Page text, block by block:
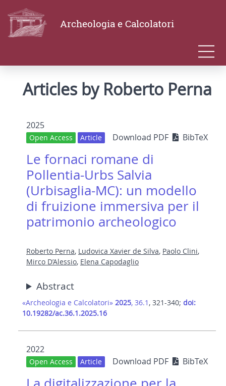
Archeologia e Calcolatori
Articles by Roberto Perna
2025
Open Access Article Download PDF BibTeX
Le fornaci romane di
Pollentia-Urbs Salvia
(Urbisaglia-MC): un modello
di fruizione immersiva per il
patrimonio archeologico
Roberto Perna, Ludovica Xavier de Silva, Paolo Clini,
Mirco D’Alessio, Elena Capodaglio
Abstract
«Archeologia e Calcolatori» 2025, 36.1 , 321-340; doi:
10.19282/ac.36.1.2025.16
2022
Open Access Article Download PDF BibTeX